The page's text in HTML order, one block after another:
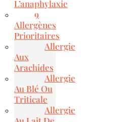
L’anaphylaxie
9
Allergènes
Prioritaires
Allergie
Aux
Arachides
Allergie
Au Blé Ou
Triticale
Allergie